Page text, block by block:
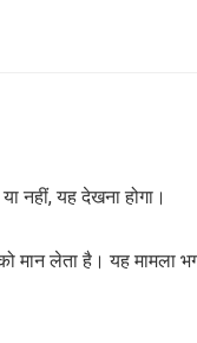
नहीं, यह देखना होगा।
मान लेता है। यह